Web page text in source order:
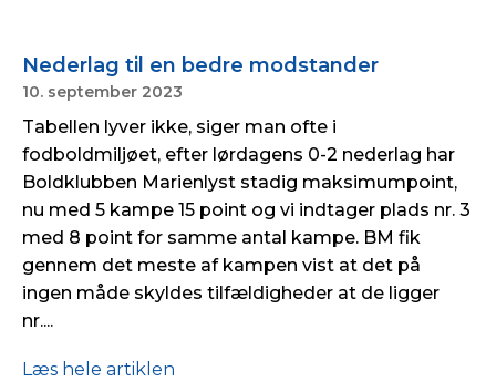
Nederlag til en bedre modstander
10. september 2023
Tabellen lyver ikke, siger man ofte i
fodboldmiljøet, efter lørdagens 0-2 nederlag har
Boldklubben Marienlyst stadig maksimumpoint,
nu med 5 kampe 15 point og vi indtager plads nr. 3
med 8 point for samme antal kampe. BM fik
gennem det meste af kampen vist at det på
ingen måde skyldes tilfældigheder at de ligger
nr....
Læs hele artiklen